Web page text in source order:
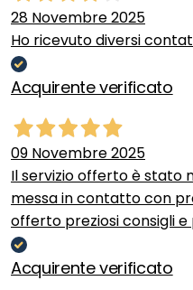
28 Novembre 2025
Ho ricevuto diversi
Acquirente verificato
09 Novembre 2025
Il servizio offerto è stato
messa in contatto con
offerto preziosi consigli
Acquirente verificato